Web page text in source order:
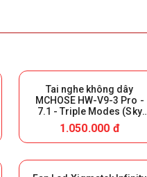
Tai nghe không dây
MCHOSE HW-V9-3 Pro -
7.1 - Triple Modes (Sky
White) (Giữ lại Box để bảo
hành)
1.050.000 đ